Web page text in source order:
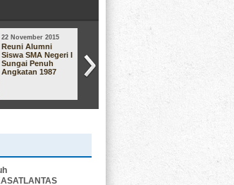
22 November 2015
Reuni Alumni
Siswa SMA Negeri I
Sungai Penuh
Angkatan 1987